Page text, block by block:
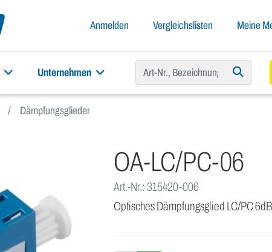
Anmelden Vergleichslisten Meine
Unternehmen
Dämpfungsglieder
OA-LC/PC-06
Art.-Nr.: 315420-006
Optisches Dämpfungsglied LC/PC 6dB